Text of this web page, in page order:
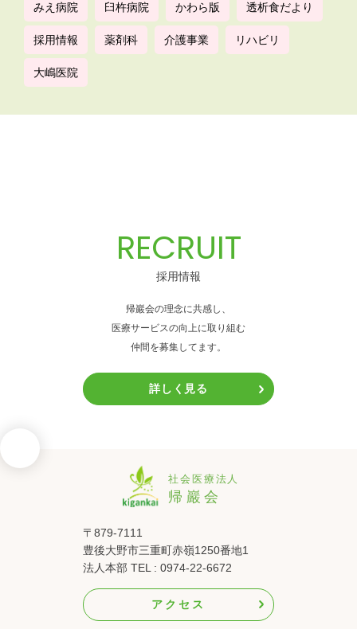
みえ病院 臼杵病院 かわら版 透析食だより
採用情報 薬剤科 介護事業 リハビリ
大嶋医院
RECRUIT
採用情報
帰巖会の理念に共感し、
医療サービスの向上に取り組む
仲間を募集してます。
詳しく見る
〒879-7111
豊後大野市三重町赤嶺1250番地1
法人本部 TEL : 0974-22-6672
アクセス